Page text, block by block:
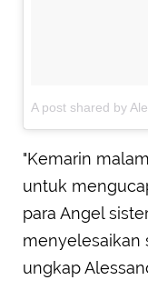
"Kemarin
untuk
para Angel
menyelesaikan
ungkap